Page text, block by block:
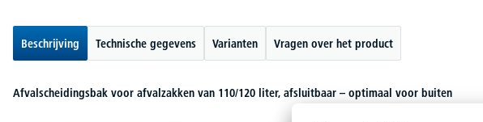
Beschrijving Technische gegevens Varianten Vragen over het product
Afvalscheidingsbak voor afvalzakken van 110/120 liter, afsluitbaar – optimaal voor buiten